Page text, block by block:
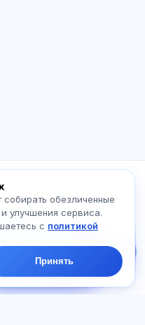
нам!
и с чего
— ответим в
за минуту.
обезличенные
улучшения сервиса.
с политикой
Принять